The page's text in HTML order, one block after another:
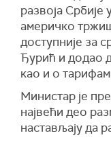
развоја Србије
америчко
доступније за
Ђурић и додао
као и о
Министар је
највећи део
настављају да